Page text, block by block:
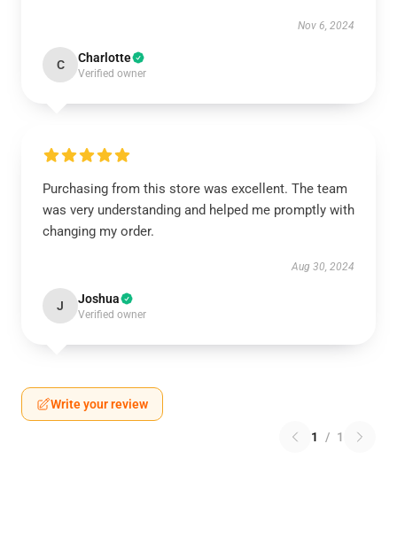
Nov 6, 2024
C Charlotte
Verified owner
Purchasing from this store was excellent. The team
was very understanding and helped me promptly with
changing my order.
Aug 30, 2024
J Joshua
Verified owner
Write your review
1 / 1